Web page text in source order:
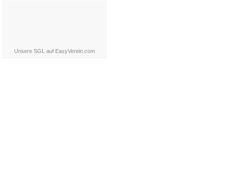
Unsere SGL auf EasyVerein.com